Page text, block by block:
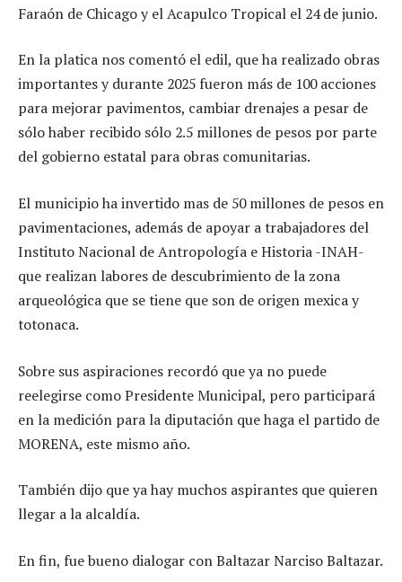
Faraón de Chicago y el Acapulco Tropical el 24 de junio.
En la platica nos comentó el edil, que ha realizado obras
importantes y durante 2025 fueron más de 100 acciones
para mejorar pavimentos, cambiar drenajes a pesar de
sólo haber recibido sólo 2.5 millones de pesos por parte
del gobierno estatal para obras comunitarias.
El municipio ha invertido mas de 50 millones de pesos en
pavimentaciones, además de apoyar a trabajadores del
Instituto Nacional de Antropología e Historia -INAH-
que realizan labores de descubrimiento de la zona
arqueológica que se tiene que son de origen mexica y
totonaca.
Sobre sus aspiraciones recordó que ya no puede
reelegirse como Presidente Municipal, pero participará
en la medición para la diputación que haga el partido de
MORENA, este mismo año.
También dijo que ya hay muchos aspirantes que quieren
llegar a la alcaldía.
En fin, fue bueno dialogar con Baltazar Narciso Baltazar.